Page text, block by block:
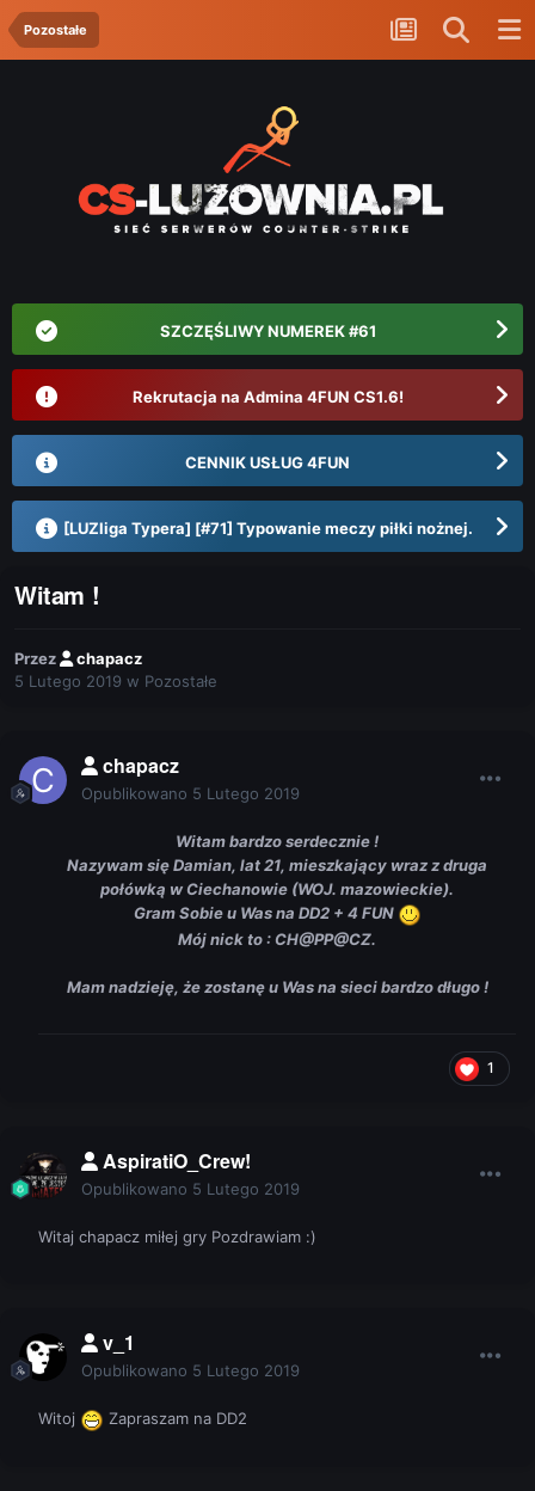
Pozostałe
SZCZĘŚLIWY NUMEREK #61
Rekrutacja na Admina 4FUN CS1.6!
CENNIK USŁUG 4FUN
[LUZliga Typera] [#71] Typowanie meczy piłki nożnej.
Witam !
Przez
chapacz
5 Lutego 2019 w Pozostałe
chapacz
Opublikowano 5 Lutego 2019
Witam bardzo serdecznie !
Nazywam się Damian, lat 21, mieszkający wraz z druga
połówką w Ciechanowie (WOJ. mazowieckie).
Gram Sobie u Was na DD2 + 4 FUN
Mój nick to : CH@PP@CZ.
Mam nadzieję, że zostanę u Was na sieci bardzo długo !
1
AspiratiO_Crew!
Opublikowano 5 Lutego 2019
Witaj chapacz miłej gry Pozdrawiam :)
v_1
Opublikowano 5 Lutego 2019
Witoj Zapraszam na DD2